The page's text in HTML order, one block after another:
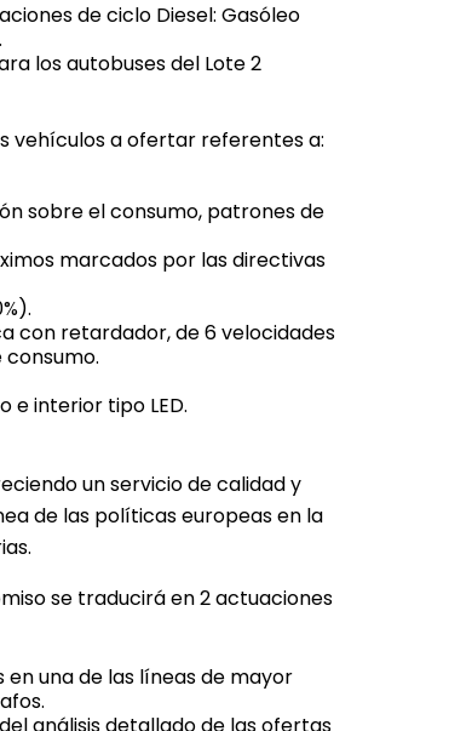
de ciclo Diesel: Gasóleo
los autobuses del Lote 2
vehículos a ofertar referentes a:
sobre el consumo, patrones de
marcados por las directivas
con retardador, de 6 velocidades
e interior tipo LED.
un servicio de calidad y
de las políticas europeas en la
se traducirá en 2 actuaciones
una de las líneas de mayor